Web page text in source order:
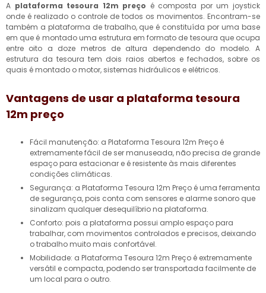
A plataforma tesoura 12m preço é composta por um joystick
onde é realizado o controle de todos os movimentos. Encontram-se
também a plataforma de trabalho, que é constituída por uma base
em que é montado uma estrutura em formato de tesoura que ocupa
entre oito a doze metros de altura dependendo do modelo. A
estrutura da tesoura tem dois raios abertos e fechados, sobre os
quais é montado o motor, sistemas hidráulicos e elétricos.
Vantagens de usar a plataforma tesoura
12m preço
Fácil manutenção: a Plataforma Tesoura 12m Preço é
extremamente fácil de ser manuseada, não precisa de grande
espaço para estacionar e é resistente às mais diferentes
condições climáticas.
Segurança: a Plataforma Tesoura 12m Preço é uma ferramenta
de segurança, pois conta com sensores e alarme sonoro que
sinalizam qualquer desequilíbrio na plataforma.
Conforto: pois a plataforma possui amplo espaço para
trabalhar, com movimentos controlados e precisos, deixando
o trabalho muito mais confortável.
Mobilidade: a Plataforma Tesoura 12m Preço é extremamente
versátil e compacta, podendo ser transportada facilmente de
um local para o outro.